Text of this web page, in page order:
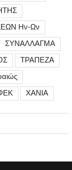
Ην-Ων
ΣΥΝΑΛΛΑΓΜΑ
ΤΡΑΠΕΖΑ
ΧΑΝΙΑ